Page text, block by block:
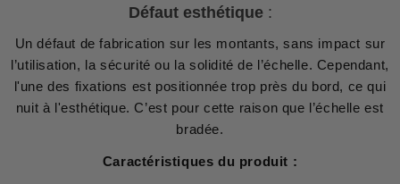
Défaut esthétique:
Un défaut de fabrication sur les montants, sans impact sur
l’utilisation, la sécurité ou la solidité de l’échelle. Cependant,
l'une des fixations est positionnée trop près du bord, ce qui
nuit à l'esthétique. C’est pour cette raison que l’échelle est
bradée.
Caractéristiques du produit :